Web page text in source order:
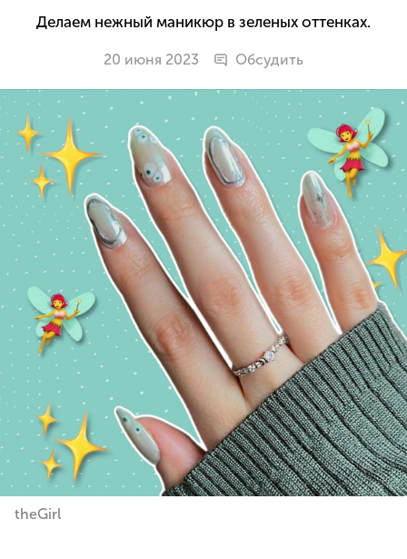
Делаем нежный маникюр в зеленых оттенках.
20 июня 2023 Обсудить
theGirl